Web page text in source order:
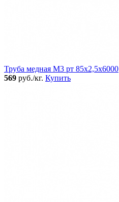
Труба медная М3 рт 85х2,5х6000
569 руб./кг. Купить